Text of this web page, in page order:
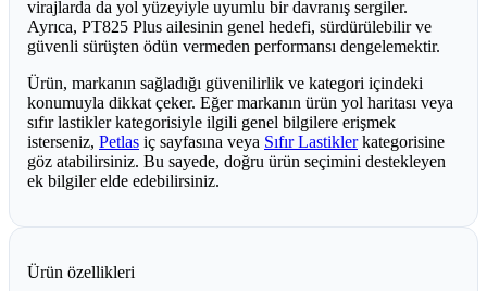
virajlarda da yol yüzeyiyle uyumlu bir davranış sergiler.
Ayrıca, PT825 Plus ailesinin genel hedefi, sürdürülebilir ve
güvenli sürüşten ödün vermeden performansı dengelemektir.
Ürün, markanın sağladığı güvenilirlik ve kategori içindeki
konumuyla dikkat çeker. Eğer markanın ürün yol haritası veya
sıfır lastikler kategorisiyle ilgili genel bilgilere erişmek
isterseniz, Petlas iç sayfasına veya Sıfır Lastiklerkategorisine
göz atabilirsiniz. Bu sayede, doğru ürün seçimini destekleyen
ek bilgiler elde edebilirsiniz.
Ürün özellikleri